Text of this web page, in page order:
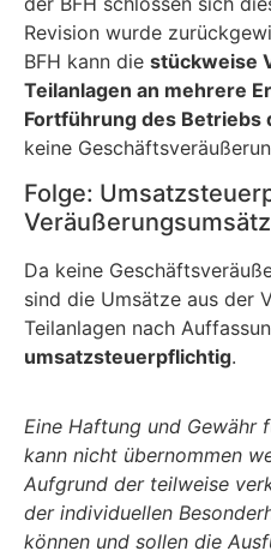
Revision wurde
BFH kann die stückweise
Teilanlagen an mehrere
Fortführung des Betriebs
keine
Folge:
Da keine
sind die Umsätze aus der
Teilanlagen nach
umsatzsteuerpflichtig.
Eine Haftung und Gewähr
kann nicht übernommen
Aufgrund der teilweise
der individuellen
können und sollen die